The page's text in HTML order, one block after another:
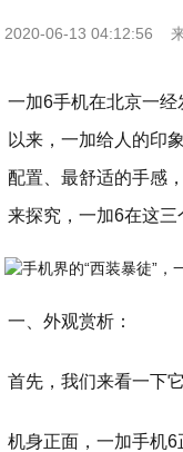
2020-06-13 04:12:56
一加6手机在北京一
以来，一加给人的印
配置、最舒适的手感
来探究，一加6在这三
一、外观赏析：
首先，我们来看一下
机身正面，一加手机